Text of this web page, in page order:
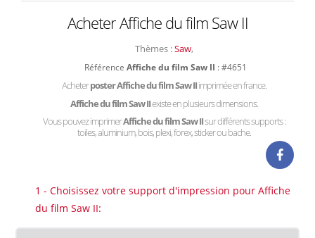
Acheter Affiche du film Saw II
Thèmes :Saw,
Référence Affiche du film Saw II : #4651
Acheterposter Affiche du film Saw IIimprimée en france.
Affiche du film Saw IIexiste en plusieurs dimensions.
Vous pouvez imprimerAffiche du film Saw IIsur différents supports :
toiles, aluminium, bois, plexi, forex, sticker ou bache.
1 - Choisissez votre support d'impression pour Affiche
du film Saw II: